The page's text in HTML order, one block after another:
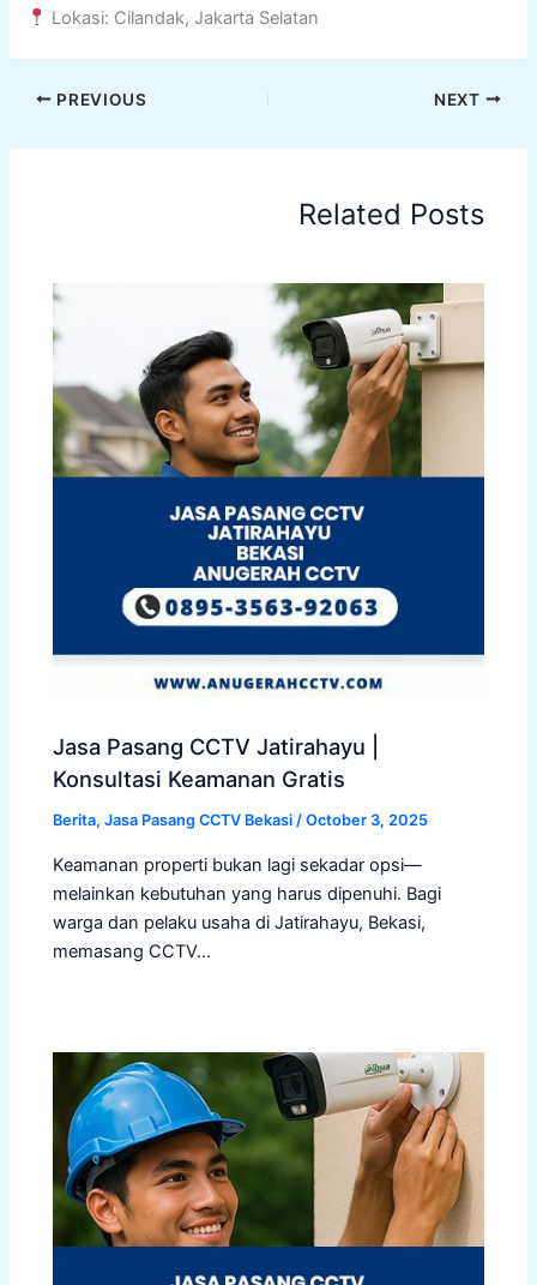
Lokasi: Cilandak, Jakarta Selatan
PREVIOUS NEXT
Related Posts
Jasa Pasang CCTV Jatirahayu |
Konsultasi Keamanan Gratis
Berita,Jasa Pasang CCTV Bekasi /October 3, 2025
Keamanan properti bukan lagi sekadar opsi—
melainkan kebutuhan yang harus dipenuhi. Bagi
warga dan pelaku usaha di Jatirahayu, Bekasi,
memasang CCTV…